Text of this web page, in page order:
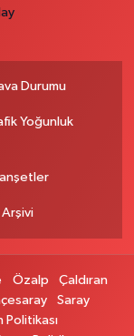
fırının
Durumu
Yoğunluk
Özalp
Çaldıran
Saray
Politikası